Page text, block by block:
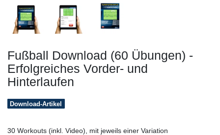
Fußball Download (60 Übungen) -
Erfolgreiches Vorder- und
Hinterlaufen
Download-Artikel
30 Workouts (inkl. Video), mit jeweils einer Variation